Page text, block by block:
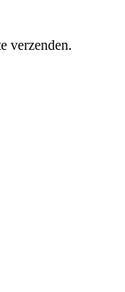
verzenden.